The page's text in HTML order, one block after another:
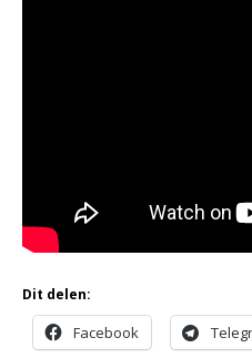
Dit delen:
Facebook